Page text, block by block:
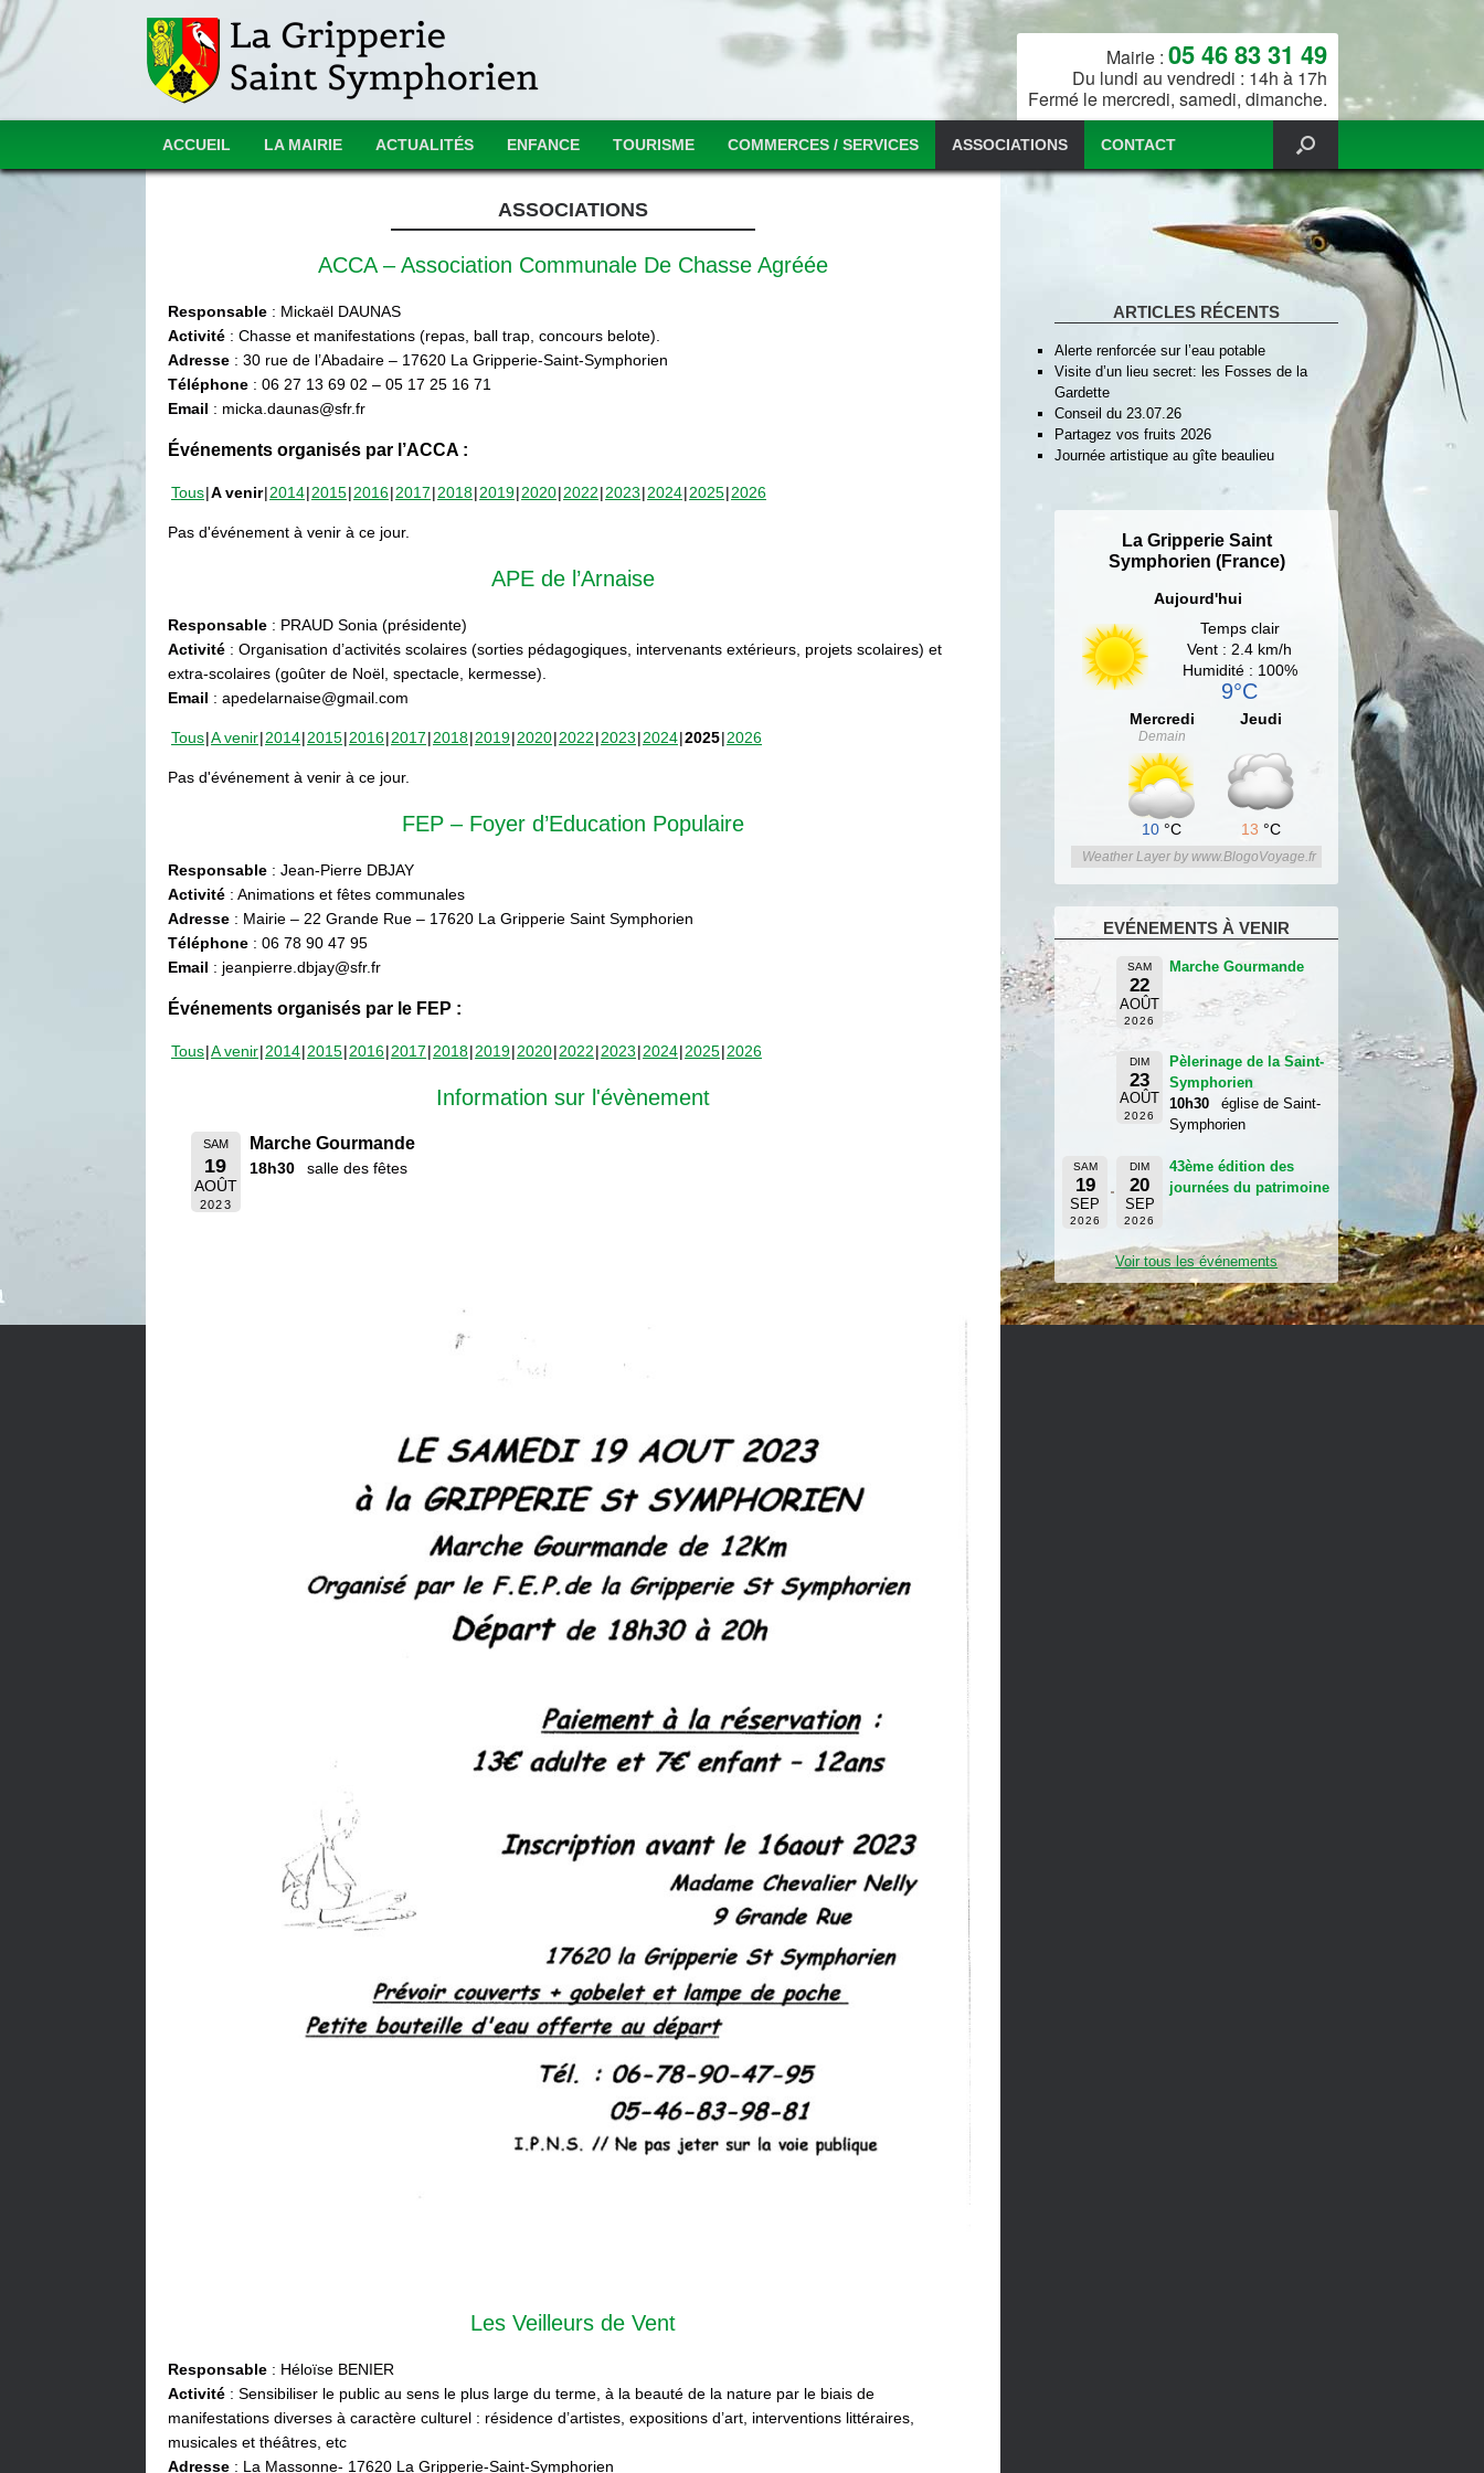
Mairie : 05 46 83 31 49
Du lundi au vendredi : 14h à 17h
Fermé le mercredi, samedi, dimanche.
ACCUEIL LA MAIRIE ACTUALITÉS ENFANCE TOURISME COMMERCES / SERVICES ASSOCIATIONS CONTACT
ASSOCIATIONS
ACCA – Association Communale De Chasse Agréée
Responsable : Mickaël DAUNAS
Activité : Chasse et manifestations (repas, ball trap, concours belote).
Adresse : 30 rue de l’Abadaire – 17620 La Gripperie-Saint-Symphorien
Téléphone : 06 27 13 69 02 – 05 17 25 16 71
Email : micka.daunas@sfr.fr
Événements organisés par l’ACCA :
Tous A venir 2014 2015 2016 2017 2018 2019 2020 2022 2023 2024 2025 2026
Pas d'événement à venir à ce jour.
APE de l’Arnaise
Responsable : PRAUD Sonia (présidente)
Activité : Organisation d’activités scolaires (sorties pédagogiques, intervenants extérieurs, projets scolaires) et
extra-scolaires (goûter de Noël, spectacle, kermesse).
Email : apedelarnaise@gmail.com
Tous A venir 2014 2015 2016 2017 2018 2019 2020 2022 2023 2024 2025 2026
Pas d'événement à venir à ce jour.
FEP – Foyer d’Education Populaire
Responsable : Jean-Pierre DBJAY
Activité : Animations et fêtes communales
Adresse : Mairie – 22 Grande Rue – 17620 La Gripperie Saint Symphorien
Téléphone : 06 78 90 47 95
Email : jeanpierre.dbjay@sfr.fr
Événements organisés par le FEP :
Tous A venir 2014 2015 2016 2017 2018 2019 2020 2022 2023 2024 2025 2026
Information sur l'évènement
SAM
19
AOÛT
2023
Marche Gourmande
18h30 salle des fêtes
Les Veilleurs de Vent
Responsable : Héloïse BENIER
Activité : Sensibiliser le public au sens le plus large du terme, à la beauté de la nature par le biais de
manifestations diverses à caractère culturel : résidence d’artistes, expositions d’art, interventions littéraires,
musicales et théâtres, etc
Adresse : La Massonne- 17620 La Gripperie-Saint-Symphorien
ARTICLES RÉCENTS
Alerte renforcée sur l’eau potable
Visite d’un lieu secret: les Fosses de la
Gardette
Conseil du 23.07.26
Partagez vos fruits 2026
Journée artistique au gîte beaulieu
La Gripperie Saint
Symphorien (France)
Aujourd'hui
Temps clair
Vent : 2.4 km/h
Humidité : 100%
9°C
Mercredi
Demain
10 °C
Jeudi
13 °C
Weather Layer by www.BlogoVoyage.fr
EVÉNEMENTS À VENIR
SAM
22
AOÛT
2026
Marche Gourmande
DIM
23
AOÛT
2026
Pèlerinage de la Saint-
Symphorien
10h30
église de Saint-
Symphorien
SAM
19
SEP
2026
DIM
20
SEP
2026
43ème édition des
journées du patrimoine
Voir tous les événements